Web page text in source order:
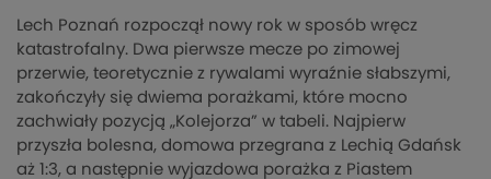
Lech Poznań rozpoczął nowy rok w sposób wręcz
katastrofalny. Dwa pierwsze mecze po zimowej
przerwie, teoretycznie z rywalami wyraźnie słabszymi,
zakończyły się dwiema porażkami, które mocno
zachwiały pozycją „Kolejorza” w tabeli. Najpierw
przyszła bolesna, domowa przegrana z Lechią Gdańsk
aż 1:3, a następnie wyjazdowa porażka z Piastem